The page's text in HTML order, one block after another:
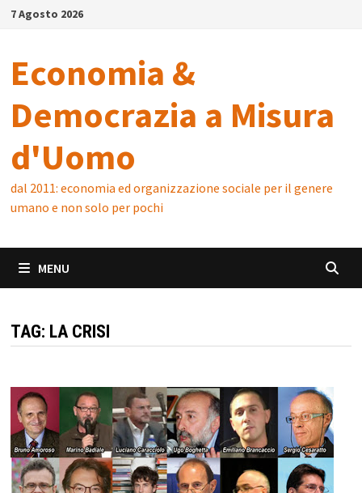
Skip7 Agosto 2026
Economia &
Democrazia a Misura
d'Uomo
dal 2011: economia ed organizzazione sociale per il genere
umano e non solo per pochi
MENU
TAG: LA CRISI